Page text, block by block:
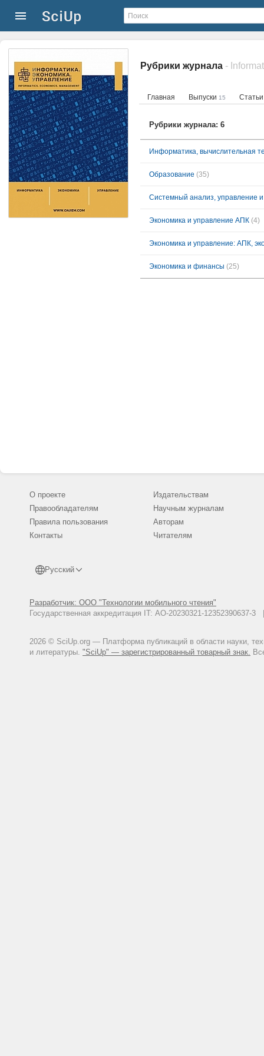
Рубрики журнала
Главная Выпуски 15
Рубрики журнала: 6
Информатика, вычислительная
Образование (35)
Системный анализ, управление
Экономика и управление АПК (4)
Экономика и управление: АПК,
Экономика и финансы (25)
О проекте
Правообладателям
Правила пользования
Контакты
Русский
Разработчик: ООО "Технологии мобильного чтения"
Государственная аккредитация IT: АО-20230321-
2026 © SciUp.org — Платформа публикаций в области науки,
и литературы. "SciUp" — зарегистрированный товарный знак.
Издательствам
Научным журналам
Авторам
Читателям